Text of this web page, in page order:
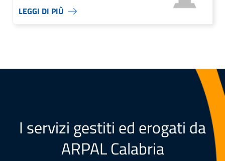
LEGGI DI PIÙ
I servizi gestiti ed erogati da
ARPAL Calabria